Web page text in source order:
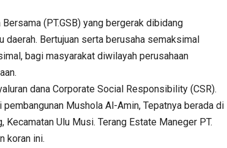
(PT.GSB) yang bergerak dibidang
daerah. Bertujuan serta berusaha semaksimal
bagi masyarakat diwilayah perusahaan
dana Corporate Social Responsibility (CSR).
Mushola Al-Amin, Tepatnya berada di
Kecamatan Ulu Musi. Terang Estate Maneger PT.
koran ini.